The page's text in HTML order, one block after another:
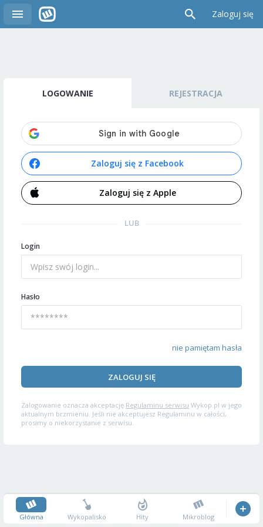
Zaloguj się
LOGOWANIE REJESTRACJA
Zaloguj się z Facebook
Zaloguj się z Apple
LUB
Login
Hasło
nie pamiętam hasła
ZALOGUJ SIĘ
Zalogowanie oznacza akceptację Regulaminu serwisu Wykop.pl w jego
aktualnym brzmieniu. Jeśli nie akceptujesz Regulaminu w całości,
prosimy o niekorzystanie z serwisu.
Główna Wykopalisko Hity Mikroblog